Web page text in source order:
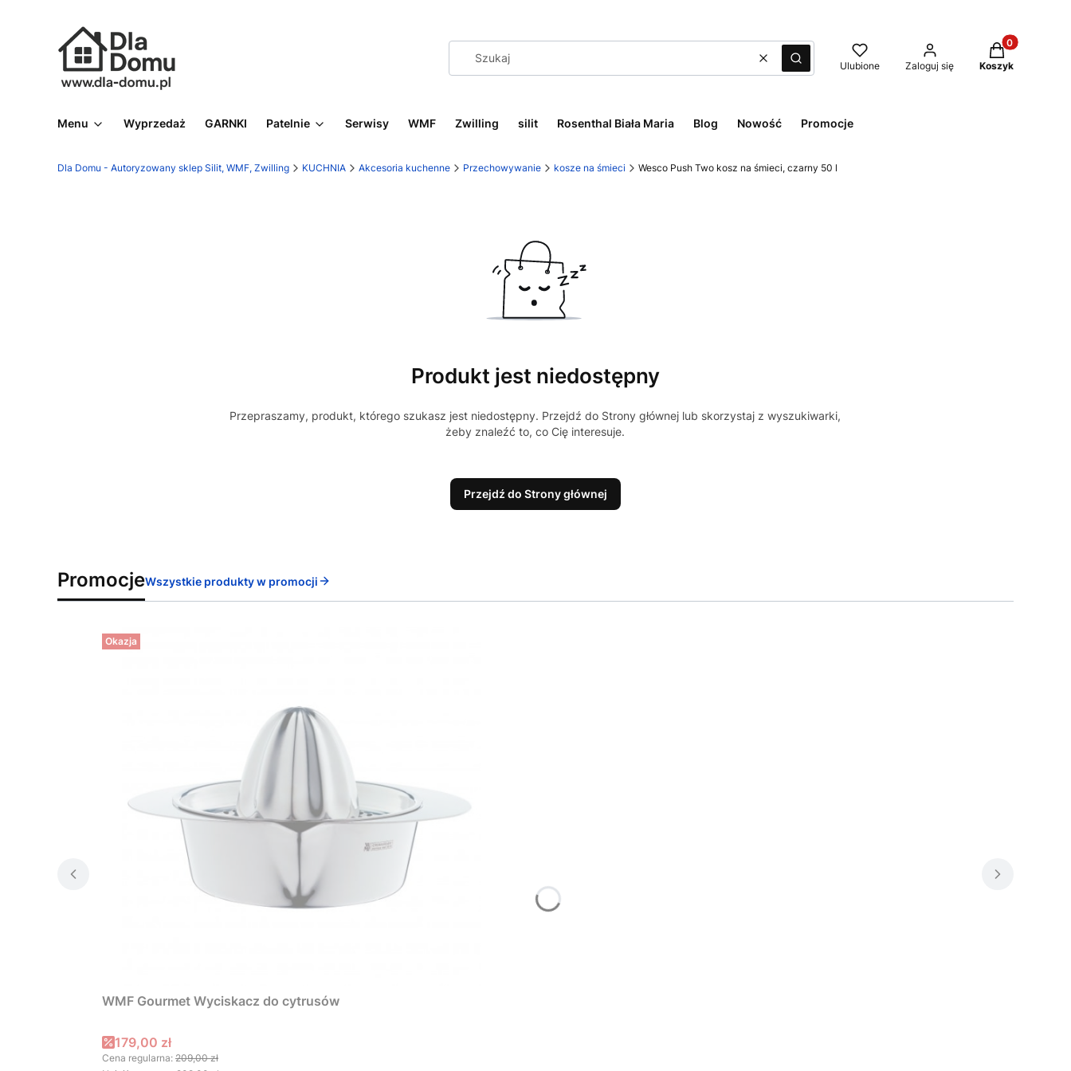
WyczyśćSzukaj Ulubione Zaloguj się
Produkty w
Koszyk
Menu Wyprzedaż GARNKI Patelnie Serwisy WMF Zwilling silit Rosenthal Biała Maria Blog Nowość Promocje
Dla Domu - Autoryzowany sklep Silit, WMF, Zwilling KUCHNIA Akcesoria kuchenne Przechowywanie kosze na śmieci Wesco Push Two kosz na śmieci, czarny 50 l
Produkt jest niedostępny
Przepraszamy, produkt, którego szukasz jest niedostępny. Przejdź do Strony głównej lub skorzystaj z wyszukiwarki,
żeby znaleźć to, co Cię interesuje.
Przejdź do Strony głównej
PromocjeWszystkie produkty w promocji
Okazja
WMF Gourmet Wyciskacz do cytrusów
Cena promocyjna
179,00 zł
Cena regularna: 209,00 zł